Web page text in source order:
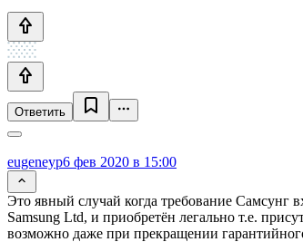
Ответить
eugeneyp6 фев 2020 в 15:00
Это явный случай когда требование Самсунг
Samsung Ltd, и приобретён легально т.е.
возможно даже при прекращении